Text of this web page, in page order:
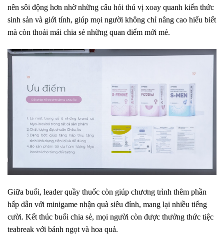
nên sôi động hơn nhờ những câu hỏi thú vị xoay quanh kiến thức
sinh sản và giới tính, giúp mọi người không chỉ nâng cao hiểu biết
mà còn thoải mái chia sẻ những quan điểm mới mẻ.
Giữa buổi, leader quầy thuốc còn giúp chương trình thêm phần
hấp dẫn với minigame nhận quà siêu đỉnh, mang lại nhiều tiếng
cười. Kết thúc buổi chia sẻ, mọi người còn được thưởng thức tiệc
teabreak với bánh ngọt và hoa quả.